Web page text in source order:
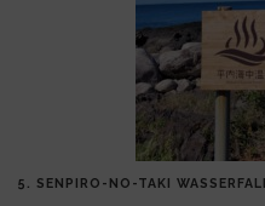
5. SENPIRO-NO-TAKI WASSERFALL